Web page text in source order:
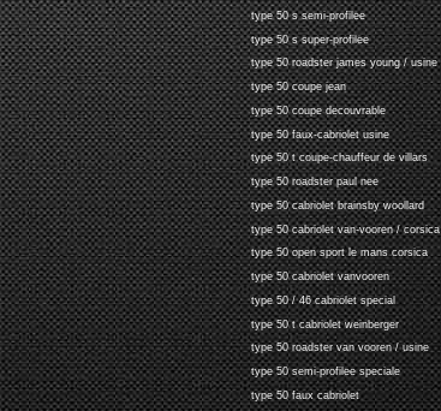
type 50 s semi-profilee
type 50 s super-profilee
type 50 roadster james young / usine
type 50 coupe jean
type 50 coupe decouvrable
type 50 faux-cabriolet usine
type 50 t coupe-chauffeur de villars
type 50 roadster paul nee
type 50 cabriolet brainsby woollard
type 50 cabriolet van-vooren / corsica
type 50 open sport le mans corsica
type 50 cabriolet vanvooren
type 50 / 46 cabriolet special
type 50 t cabriolet weinberger
type 50 roadster van vooren / usine
type 50 semi-profilee speciale
type 50 faux cabriolet